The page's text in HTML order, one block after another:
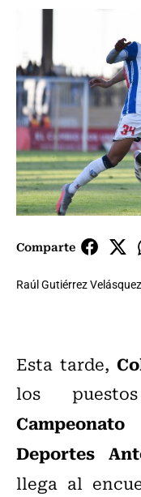
Comparte
Raúl Gutiérrez Velásquez
Esta tarde,
los
Deportes
llega al